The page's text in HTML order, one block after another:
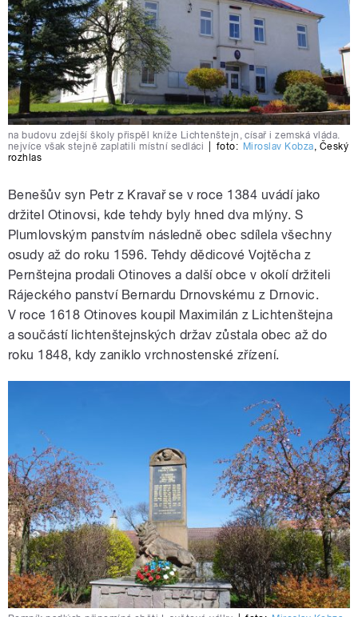
na budovu zdejší školy přispěl kníže Lichtenštejn, císař i zemská vláda.
nejvíce však stejně zaplatili místní sedláci
foto: Miroslav Kobza Český
rozhlas
Benešův syn Petr z Kravař se v roce 1384 uvádí jako
držitel Otinovsi, kde tehdy byly hned dva mlýny. S
Plumlovským panstvím následně obec sdílela všechny
osudy až do roku 1596. Tehdy dědicové Vojtěcha z
Pernštejna prodali Otinoves a další obce v okolí držiteli
Rájeckého panství Bernardu Drnovskému z Drnovic.
V roce 1618 Otinoves koupil Maximilán z Lichtenštejna
a součástí lichtenštejnských držav zůstala obec až do
roku 1848, kdy zaniklo vrchnostenské zřízení.